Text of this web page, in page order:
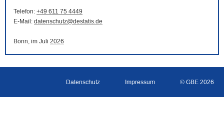
Telefon: +49 611 75 4449
E-Mail : datenschutz@destatis.de
Bonn, im Juli 2026
Datenschutz Impressum © GBE 2026